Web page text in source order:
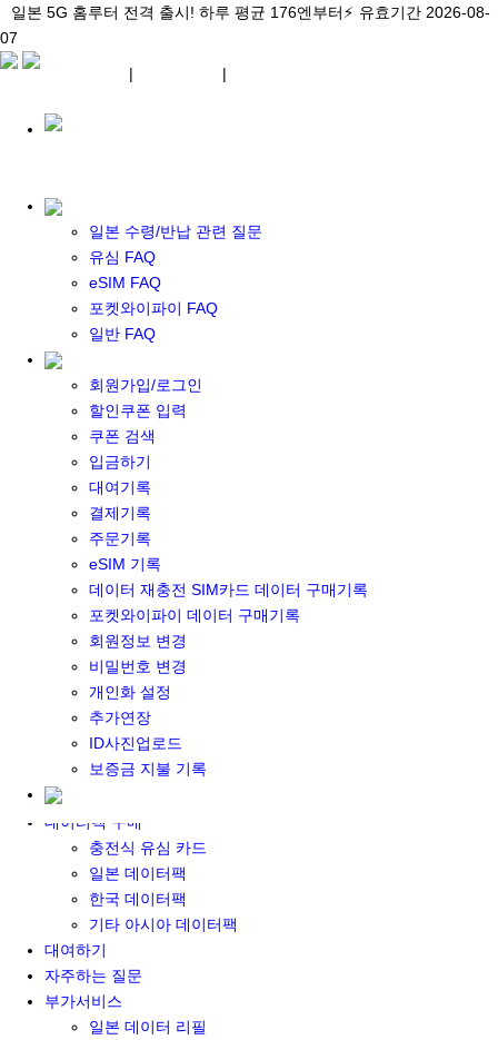
일본 5G 홈루터 전격 출시! 하루 평균 176엔부터⚡ 유효기간 2026-08-
07
일본 수령/반납 관련 질문
유심 FAQ
eSIM FAQ
포켓와이파이 FAQ
일반 FAQ
회원가입/로그인
할인쿠폰 입력
쿠폰 검색
입금하기
대여기록
결제기록
주문기록
eSIM 기록
데이터 재충전 SIM카드 데이터 구매기록
포켓와이파이 데이터 구매기록
회원정보 변경
비밀번호 변경
개인화 설정
추가연장
ID사진업로드
보증금 지불 기록
\아이비디오 eSIM🇯🇵/ 일본 3대 현지망 모두 플랜 완비! 유효기간
2026-08-07
일본 5G 홈루터 전격 출시! 하루 평균 176엔부터⚡ 유효기간 2026-08-
07
| |
포켓 와이파이 대여
일본 와이파이
일본 계약 와이파이
eSIM
일본 eSIM
한국 eSIM
대만 eSIM
기타 아시아 eSIM
eSIM 개통 설명서
포켓와이파이&데이터 구매
포켓와이파이 구매
일본 DATA
기타 아시아 DATA
MACARON DATA
DATA 이용 설명서
유심 구매
일본유심
한국유심
대만유심
기타 아시아 유심
데이터팩 구매
충전식 유심 카드
일본 데이터팩
한국 데이터팩
기타 아시아 데이터팩
대여하기
자주하는 질문
부가서비스
일본 데이터 리필